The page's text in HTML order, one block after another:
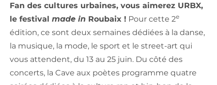
Fan des cultures urbaines, vous aimerez URBX,
le festival made in Roubaix ! Pour cette 2e
édition, ce sont deux semaines dédiées à la danse,
la musique, la mode, le sport et le street-art qui
vous attendent, du 13 au 25 juin. Du côté des
concerts, la Cave aux poètes programme quatre